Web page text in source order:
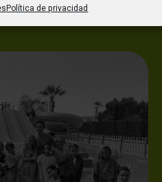
Política de privacidad